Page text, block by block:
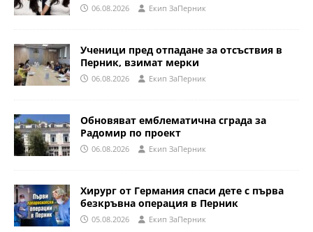
06.08.2026 Eкип ЗаПерник
Ученици пред отпадане за отсъствия в
Перник, взимат мерки
06.08.2026 Eкип ЗаПерник
Обновяват емблематична сграда за
Радомир по проект
06.08.2026 Eкип ЗаПерник
Хирург от Германия спаси дете с първа
безкръвна операция в Перник
05.08.2026 Eкип ЗаПерник